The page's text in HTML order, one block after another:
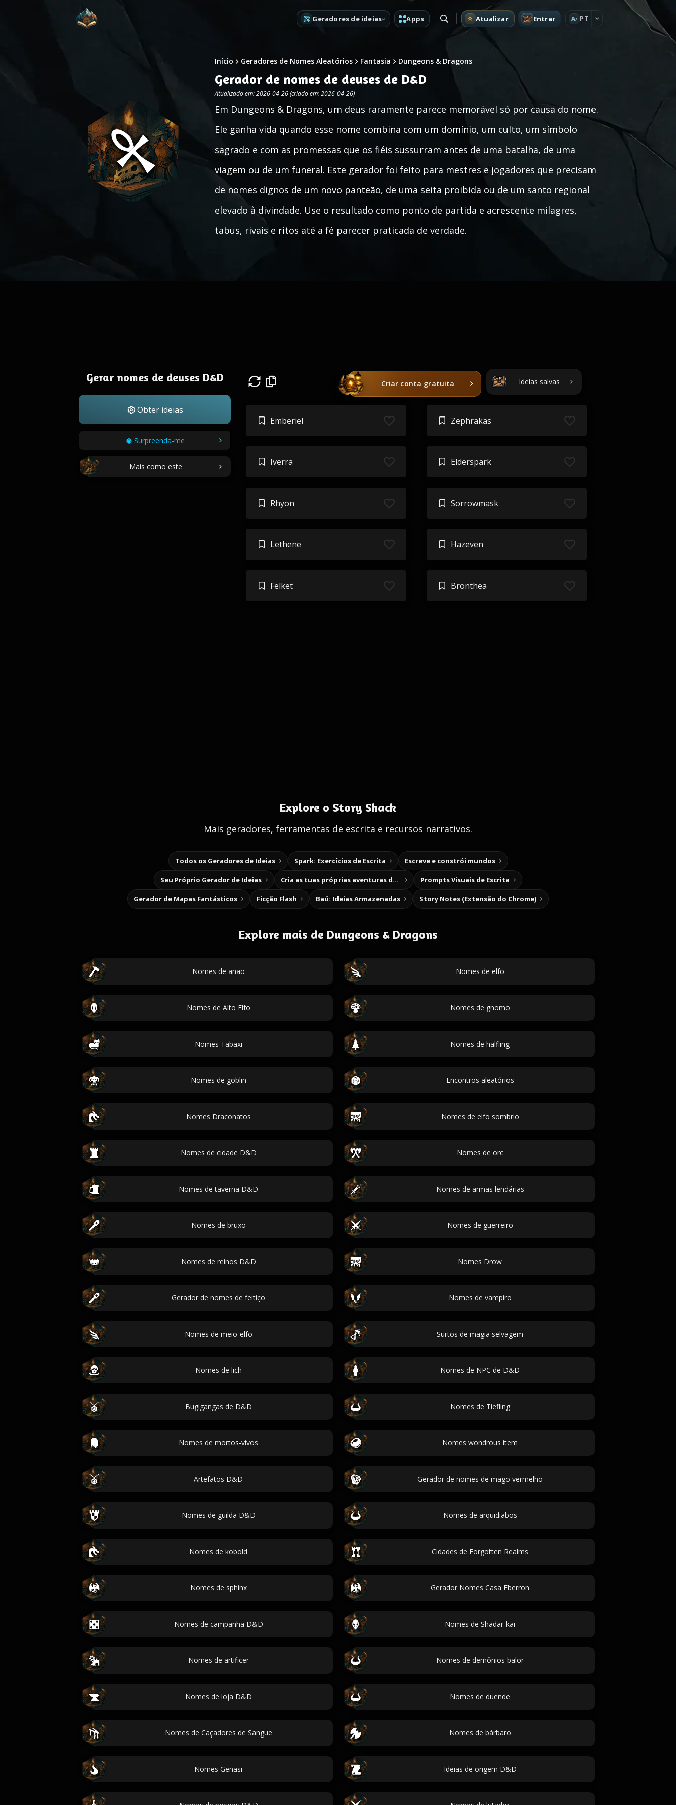
Geradores de ideias Apps Atualizar Entrar A PT
Início Geradores de Nomes Aleatórios Fantasia Dungeons & Dragons
Gerador de nomes de deuses de D&D
Atualizado em: 2026-04-26 (criado em: 2026-04-26)
Em Dungeons & Dragons, um deus raramente parece memorável só por causa do nome.
Ele ganha vida quando esse nome combina com um domínio, um culto, um símbolo
sagrado e com as promessas que os fiéis sussurram antes de uma batalha, de uma
viagem ou de um funeral. Este gerador foi feito para mestres e jogadores que precisam
de nomes dignos de um novo panteão, de uma seita proibida ou de um santo regional
elevado à divindade. Use o resultado como ponto de partida e acrescente milagres,
tabus, rivais e ritos até a fé parecer praticada de verdade.
Gerar nomes de deuses D&D
Obter ideias
Surpreenda-me
Mais como este
Criar conta gratuita Ideias salvas
Emberiel Zephrakas
Iverra Elderspark
Rhyon Sorrowmask
Lethene Hazeven
Felket Bronthea
Explore o Story Shack
Mais geradores, ferramentas de escrita e recursos narrativos.
Todos os Geradores de Ideias Spark: Exercícios de Escrita Escreve e constrói mundos
Seu Próprio Gerador de Ideias Cria as tuas próprias aventuras de escolha Prompts Visuais de Escrita
Gerador de Mapas Fantásticos Ficção Flash Baú: Ideias Armazenadas Story Notes (Extensão do Chrome)
Explore mais de Dungeons & Dragons
Nomes de anão Nomes de elfo
Nomes de Alto Elfo Nomes de gnomo
Nomes Tabaxi Nomes de halfling
Nomes de goblin Encontros aleatórios
Nomes Draconatos Nomes de elfo sombrio
Nomes de cidade D&D Nomes de orc
Nomes de taverna D&D Nomes de armas lendárias
Nomes de bruxo Nomes de guerreiro
Nomes de reinos D&D Nomes Drow
Gerador de nomes de feitiço Nomes de vampiro
Nomes de meio-elfo Surtos de magia selvagem
Nomes de lich Nomes de NPC de D&D
Bugigangas de D&D Nomes de Tiefling
Nomes de mortos-vivos Nomes wondrous item
Artefatos D&D Gerador de nomes de mago vermelho
Nomes de guilda D&D Nomes de arquidiabos
Nomes de kobold Cidades de Forgotten Realms
Nomes de sphinx Gerador Nomes Casa Eberron
Nomes de campanha D&D Nomes de Shadar-kai
Nomes de artificer Nomes de demônios balor
Nomes de loja D&D Nomes de duende
Nomes de Caçadores de Sangue Nomes de bárbaro
Nomes Genasi Ideias de origem D&D